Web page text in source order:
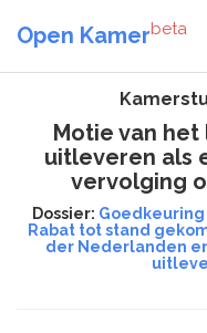
Open Kamerbeta
Motie van
uitleveren als
vervolging
Dossier: Goedkeuring
Rabat tot stand
der Nederlanden